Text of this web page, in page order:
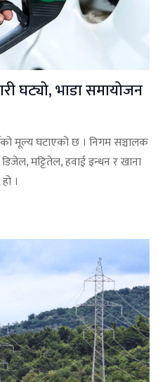
घट्यो, भाडा समायोजन
मूल्य घटाएको छ । निगम सञ्चालक
मट्टितेल, हवाई इन्धन र खाना
।